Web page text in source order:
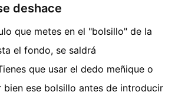
deshace
que metes en el "bolsillo" de la
el fondo, se saldrá
que usar el dedo meñique o
bien ese bolsillo antes de introducir